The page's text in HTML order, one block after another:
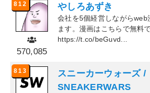
812
570,085
やしろあずき
会社を5個経営しながらweb
ます。漫画はこちらで無料
https://t.co/beGuvd...
813
スニーカーウォーズ /
SNEAKERWARS